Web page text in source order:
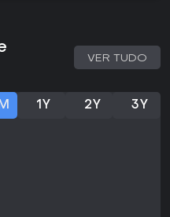
para estratégias
tentativa.
VER TUDO
1Y 2Y 3Y